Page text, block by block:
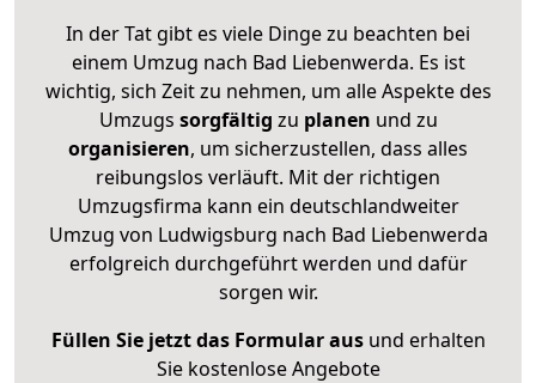
In der Tat gibt es viele Dinge zu beachten bei
einem Umzug nach Bad Liebenwerda. Es ist
wichtig, sich Zeit zu nehmen, um alle Aspekte des
Umzugs sorgfältig zu planen und zu
organisieren, um sicherzustellen, dass alles
reibungslos verläuft. Mit der richtigen
Umzugsfirma kann ein deutschlandweiter
Umzug von Ludwigsburg nach Bad Liebenwerda
erfolgreich durchgeführt werden und dafür
sorgen wir.
Füllen Sie jetzt das Formular ausund erhalten
Sie kostenlose Angebote